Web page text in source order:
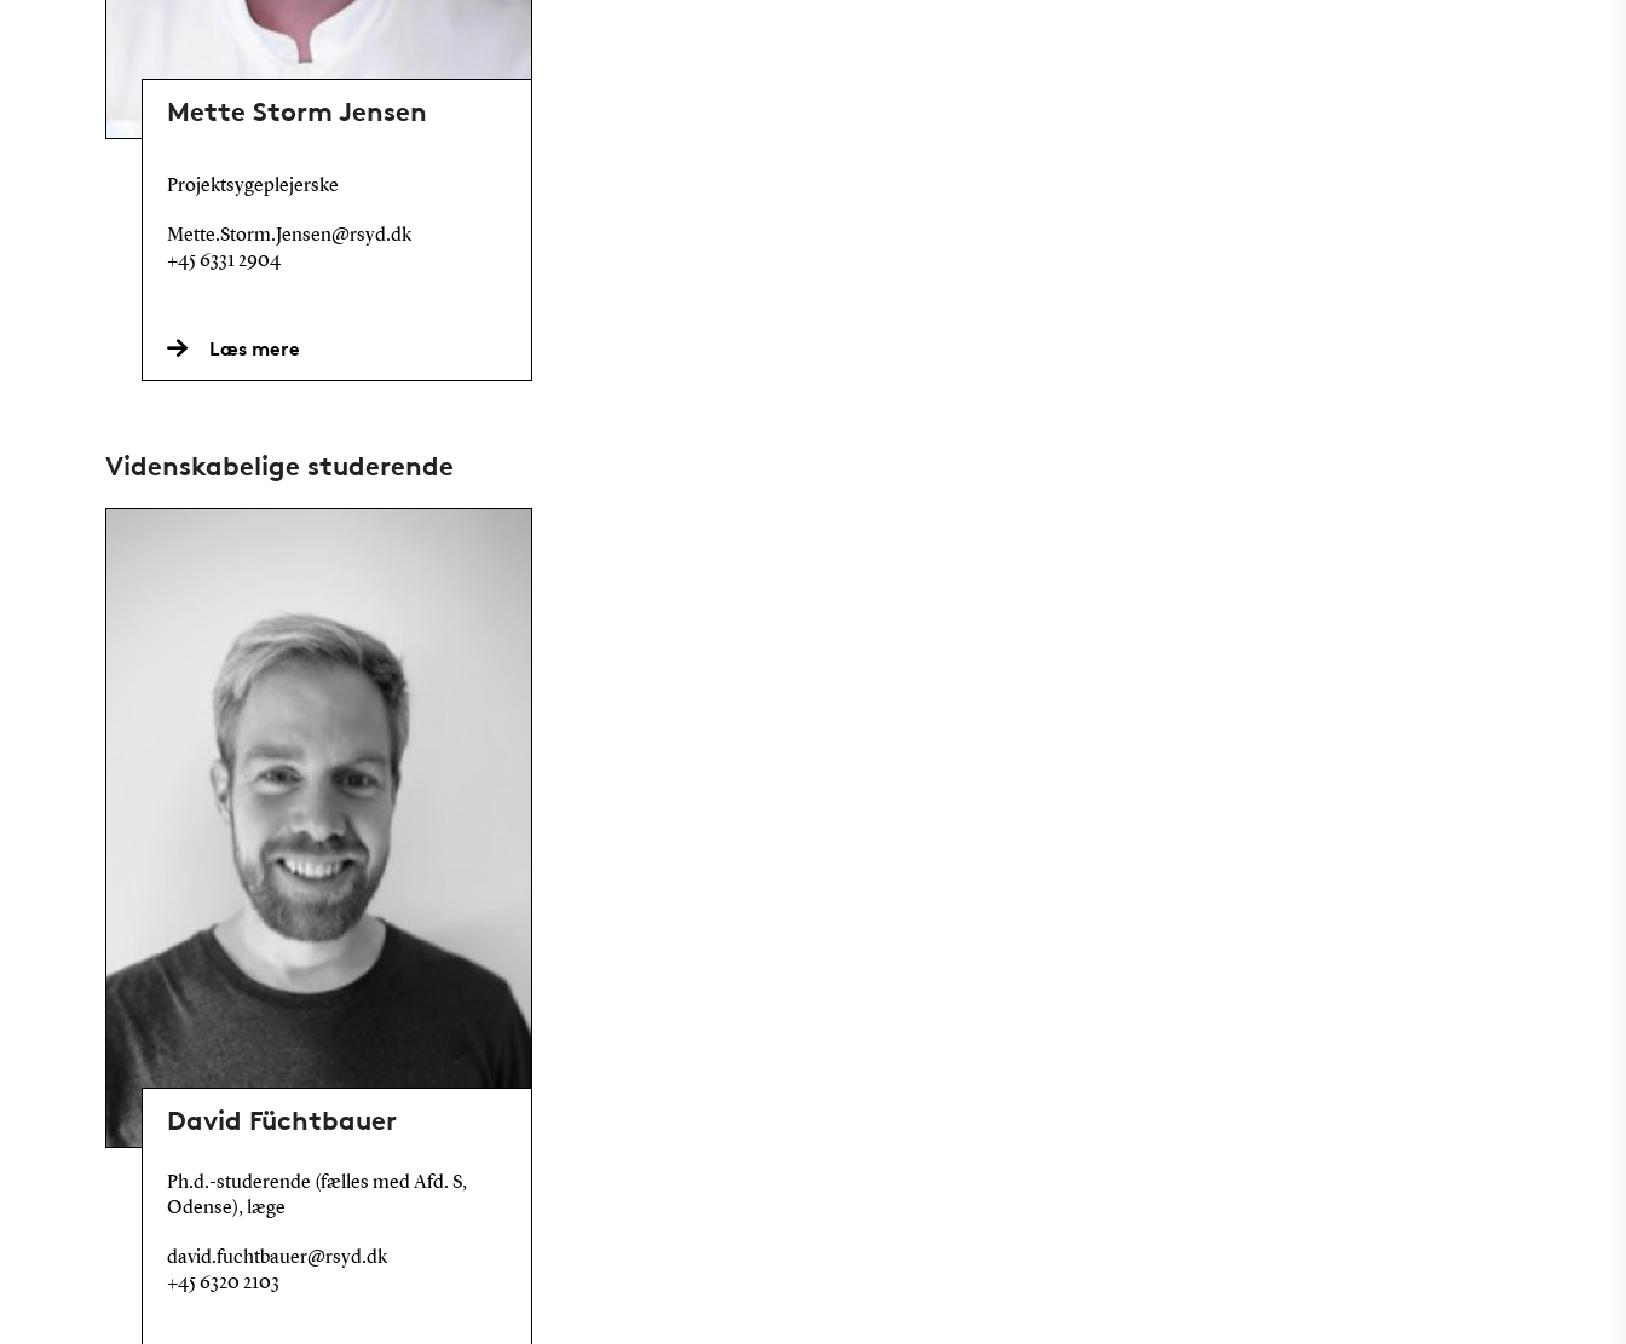
Mette Storm Jensen
Projektsygeplejerske
Mette.Storm.Jensen@rsyd.dk
+45 6331 2904
Læs mere
Videnskabelige studerende
David Füchtbauer
Ph.d.-studerende (fælles med Afd. S,
Odense), læge
david.fuchtbauer@rsyd.dk
+45 6320 2103